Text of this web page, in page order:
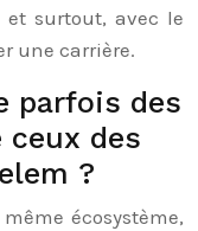
surtout, avec le
une carrière.
parfois des
des
?
écosystème,